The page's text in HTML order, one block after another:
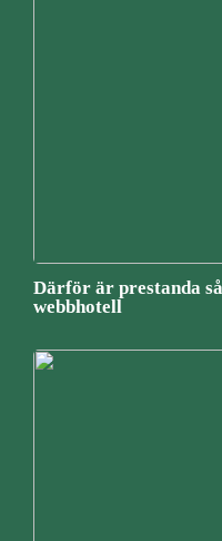
Därför är prestanda
webbhotell